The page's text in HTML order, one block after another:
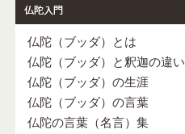
仏陀（ブッダ）とは
仏陀（ブッダ）と釈迦の違い
仏陀（ブッダ）の生涯
仏陀（ブッダ）の言葉
仏陀の言葉（名言）集